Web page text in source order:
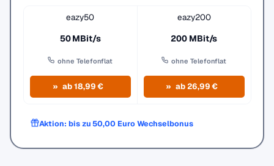
eazy50
50 MBit/s
ohne Telefonflat
ab 18,99 €
eazy200
200 MBit/s
ohne Telefonflat
ab 26,99 €
Aktion: bis zu 50,00 Euro Wechselbonus